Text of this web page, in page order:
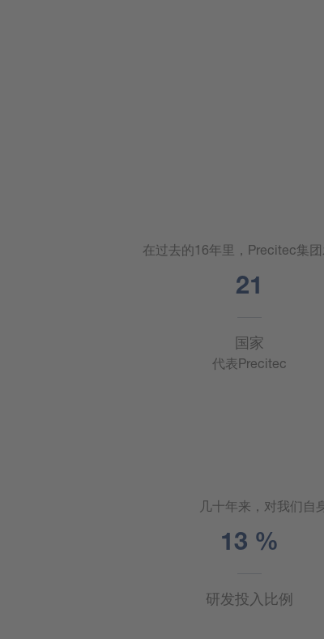
在过去的16年里，Precitec集
22
国家
代表Precitec
几十年来，对我们自
14 %
研发投入比例